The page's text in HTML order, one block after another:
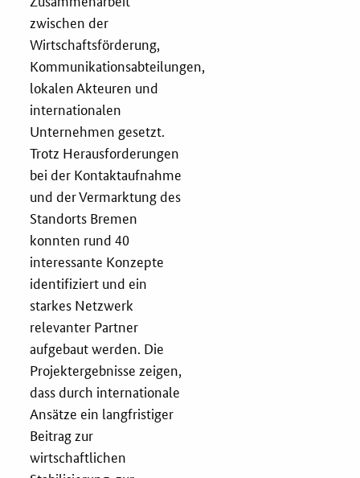
Praxisbeispiele
Downloads
Newsletter
Veranstaltungen
Aktuelle Veranstaltungen
zwischen der
Wirtschaftsförderung,
Kommunikationsabteilungen,
lokalen Akteuren und
internationalen
Unternehmen gesetzt.
Trotz Herausforderungen
bei der Kontaktaufnahme
und der Vermarktung des
Standorts Bremen
konnten rund 40
interessante Konzepte
identifiziert und ein
starkes Netzwerk
relevanter Partner
aufgebaut werden. Die
Projektergebnisse zeigen,
dass durch internationale
Ansätze ein langfristiger
Beitrag zur
wirtschaftlichen